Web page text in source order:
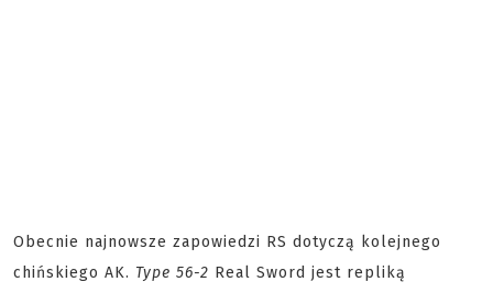
Obecnie najnowsze zapowiedzi RS dotyczą kolejnego
chińskiego AK. Type 56-2 Real Sword jest repliką